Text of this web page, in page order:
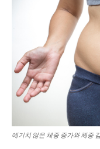
예기치 않은 체중 증가와 체중